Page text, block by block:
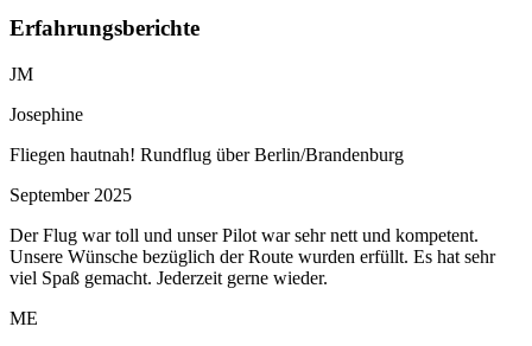
Erfahrungsberichte
JM
Josephine
Fliegen hautnah! Rundflug über Berlin/Brandenburg
September 2025
Der Flug war toll und unser Pilot war sehr nett und kompetent.
Unsere Wünsche bezüglich der Route wurden erfüllt. Es hat sehr
viel Spaß gemacht. Jederzeit gerne wieder.
ME